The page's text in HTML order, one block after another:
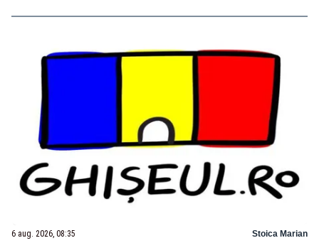
6 aug. 2026, 08:35 Stoica Marian